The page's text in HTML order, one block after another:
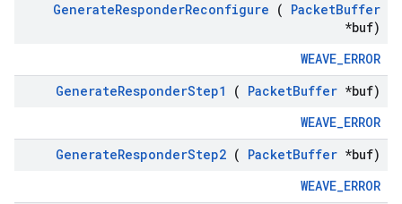
GenerateResponderReconfigure ( PacketBuffer
*buf)
WEAVE_ERROR
GenerateResponderStep1 ( PacketBuffer *buf)
WEAVE_ERROR
GenerateResponderStep2 ( PacketBuffer *buf)
WEAVE_ERROR